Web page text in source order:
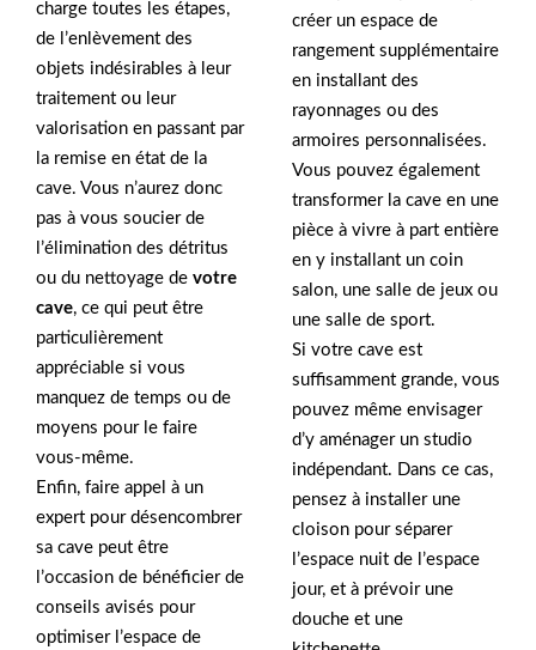
charge toutes les étapes,
de l’enlèvement des
objets indésirables à leur
traitement ou leur
valorisation en passant par
la remise en état de la
cave. Vous n’aurez donc
pas à vous soucier de
l’élimination des détritus
ou du nettoyage de votre
cave, ce qui peut être
particulièrement
appréciable si vous
manquez de temps ou de
moyens pour le faire
vous-même.
Enfin, faire appel à un
expert pour désencombrer
sa cave peut être
l’occasion de bénéficier de
conseils avisés pour
optimiser l’espace de
créer un espace de
rangement supplémentaire
en installant des
rayonnages ou des
armoires personnalisées.
Vous pouvez également
transformer la cave en une
pièce à vivre à part entière
en y installant un coin
salon, une salle de jeux ou
une salle de sport.
Si votre cave est
suffisamment grande, vous
pouvez même envisager
d’y aménager un studio
indépendant. Dans ce cas,
pensez à installer une
cloison pour séparer
l’espace nuit de l’espace
jour, et à prévoir une
douche et une